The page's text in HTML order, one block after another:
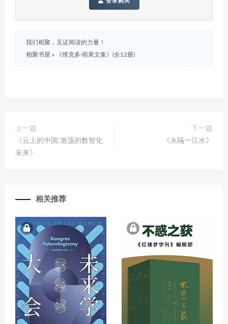
我们相聚，见证阅读的力量！
相聚书屋 » 《维克多·雨果文集》(全12册)
上一篇
《云上的中国:激荡的数智化
未来》
下一篇
《永隔一江水》
相关推荐